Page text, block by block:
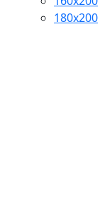
180x200